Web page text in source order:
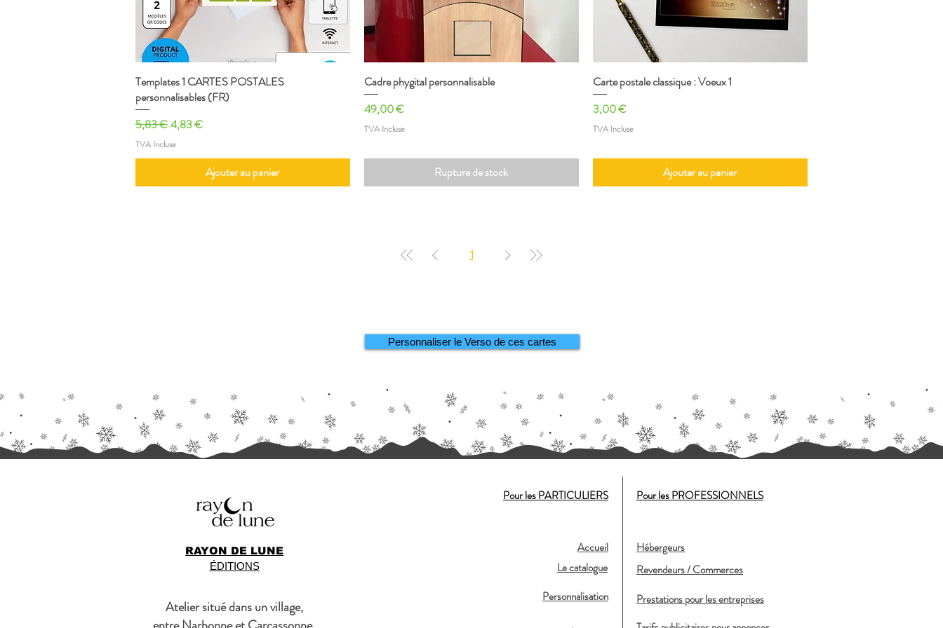
Aperçu rapide
Templates 1 CARTES POSTALES
personnalisables (FR)
Prix original
5,83 €Prix promotionnel
4,83 €
TVA Incluse
Ajouter au panier
Aperçu rapide
Cadre phygital personnalisable
Prix
49,00 €
TVA Incluse
Rupture de stock
Aperçu rapide
Carte postale classique : Voeux 1
Prix
3,00 €
TVA Incluse
Ajouter au panier
1
Personnaliser le Verso de ces cartes
RAYON DE LUNE
ÉDITIONS
Pour les PARTICULIERS Pour les PROFESSIONNELS
Accueil
Le catalogue
Hébergeurs
Revendeurs / Commerces
Atelier situé dans un village,
Personnalisation
Prestations pour les entreprises